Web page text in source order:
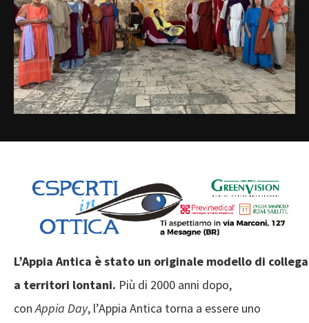
L’Appia Antica è stato un originale modello di
a territori lontani. Più di 2000 anni dopo,
conAppia Day, l’Appia Antica torna a essere uno